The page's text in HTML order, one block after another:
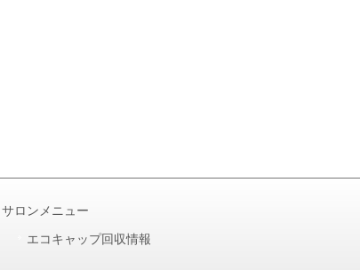
サロンメニュー
エコキャップ回収情報